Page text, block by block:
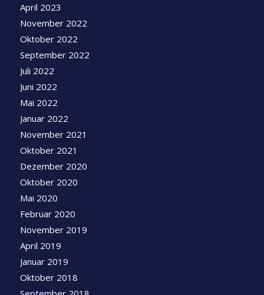
April 2023
November 2022
Oktober 2022
September 2022
Juli 2022
Juni 2022
Mai 2022
Januar 2022
November 2021
Oktober 2021
Dezember 2020
Oktober 2020
Mai 2020
Februar 2020
November 2019
April 2019
Januar 2019
Oktober 2018